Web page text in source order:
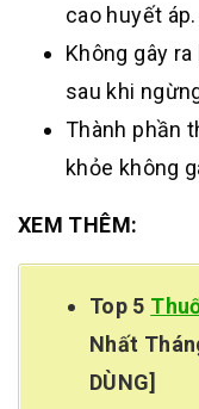
cao huyết áp.
Không gây
sau khi
Thành phần
khỏe không
XEM THÊM:
Top 5
Nhất
DÙNG]